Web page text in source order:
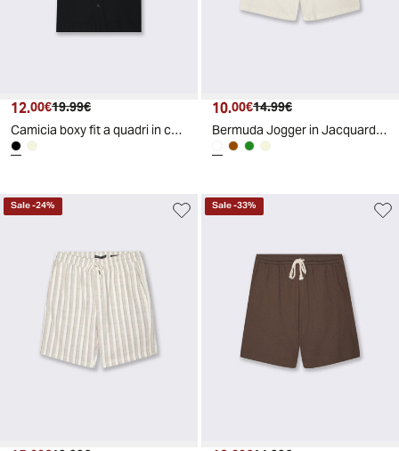
Prezzo attuale
12.00€ Prezzo originale
19.99€
Camicia boxy fit a quadri in cotone - Nero
Prezzo attuale
10.00€ Prezzo originale
14.99€
Bermuda Jogger in Jacquard Relaxed Fit - Bianco sporco
Sale-24% Sale-33%